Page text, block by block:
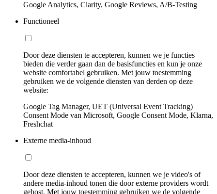
Google Analytics, Clarity, Google Reviews, A/B-Testing
Functioneel
Door deze diensten te accepteren, kunnen we je functies
bieden die verder gaan dan de basisfuncties en kun je onze
website comfortabel gebruiken. Met jouw toestemming
gebruiken we de volgende diensten van derden op deze
website:
Google Tag Manager, UET (Universal Event Tracking)
Consent Mode van Microsoft, Google Consent Mode, Klarna,
Freshchat
Externe media-inhoud
Door deze diensten te accepteren, kunnen we je video's of
andere media-inhoud tonen die door externe providers wordt
gehost. Met jouw toestemming gebruiken we de volgende